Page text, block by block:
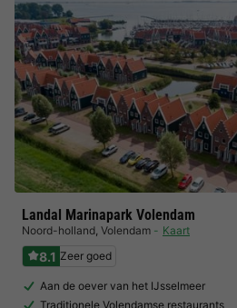
Landal Marinapark Volendam
Noord-holland, Volendam Kaart
8.1 Zeer goed
Aan de oever van het IJsselmeer
Traditionele Volendamse restaurants